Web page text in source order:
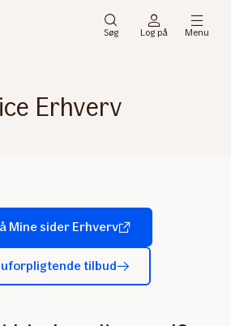
Søg Log på Menu
Erhverv
Mine sider Erhverv
uforpligtende tilbud